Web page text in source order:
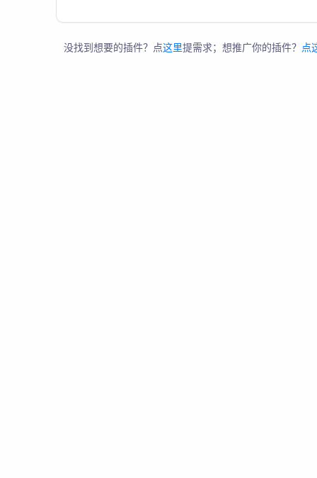
没找到想要的插件？点这里提需求；想推广你的插件？ 点